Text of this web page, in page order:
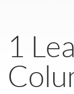
1